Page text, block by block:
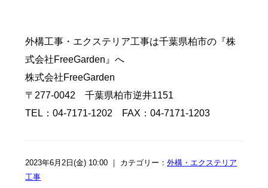
外構工事・エクステリア工事は千葉県柏市の『株
式会社FreeGarden』へ
株式会社FreeGarden
〒277-0042 千葉県柏市逆井1151
TEL：04-7171-1202 FAX：04-7171-1203
2023年6月2日(金) 10:00 ｜ カテゴリー：外構・エクステリア
工事